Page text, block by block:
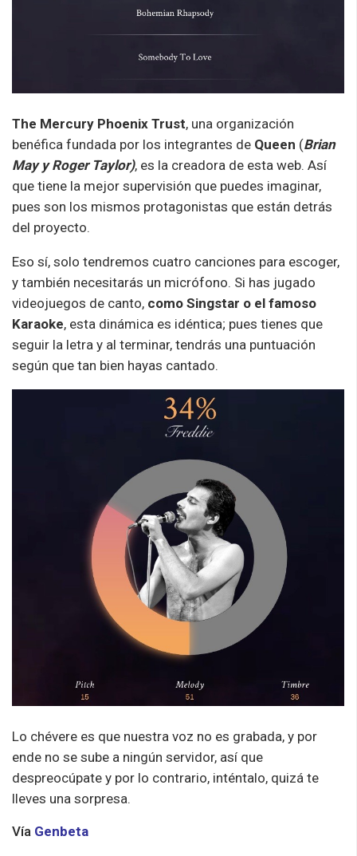
The Mercury Phoenix Trust, una organización
benéfica fundada por los integrantes de Queen (Brian
May y Roger Taylor), es la creadora de esta web. Así
que tiene la mejor supervisión que puedes imaginar,
pues son los mismos protagonistas que están detrás
del proyecto.
Eso sí, solo tendremos cuatro canciones para escoger,
y también necesitarás un micrófono. Si has jugado
videojuegos de canto, como Singstar o el famoso
Karaoke, esta dinámica es idéntica; pues tienes que
seguir la letra y al terminar, tendrás una puntuación
según que tan bien hayas cantado.
Lo chévere es que nuestra voz no es grabada, y por
ende no se sube a ningún servidor, así que
despreocúpate y por lo contrario, inténtalo, quizá te
lleves una sorpresa.
Vía Genbeta